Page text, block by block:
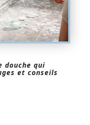
douche qui
et conseils